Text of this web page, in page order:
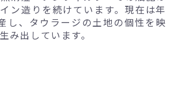
ン造りを続けています。現在は年
し、タウラージの土地の個性を映
み出しています。